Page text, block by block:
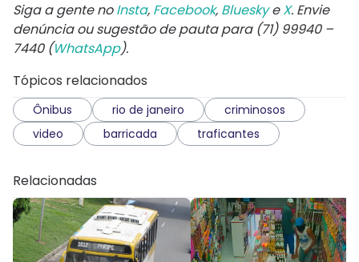
Siga a gente noInsta, Facebook, BlueskyeX. Envie
denúncia ou sugestão de pauta para (71) 99940 –
7440 (WhatsApp).
Tópicos relacionados
Ônibus rio de janeiro
criminosos
video
barricada traficantes
Relacionadas